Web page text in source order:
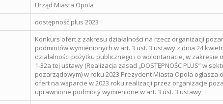
Urząd Miasta Opola
dostępność plus 2023
Konkurs ofert z zakresu działalności na rzecz organizacji
podmiotów wymienionych w art. 3 ust. 3 ustawy z dnia 24
działalności pożytku publicznego i o wolontariacie, w zakresie
1-32a tej ustawy (Realizacja zasad „DOSTĘPNOŚC PLUS” w
pozarządowym) w roku 2023.Prezydent Miasta Opola ogłasza
ofert na wsparcie w 2023 roku realizacji przez organizacje
uprawnione podmioty wymienione w art. 3 ust. 3 ustawy